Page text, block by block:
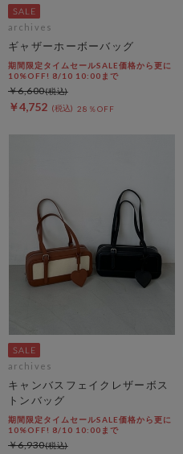
archives
ギャザーホーボーバッグ
期間限定タイムセールSALE価格から更に
10%OFF! 8/10 10:00まで
￥4,752 28％OFF
￥6,600
archives
キャンバスフェイクレザーボス
トンバッグ
期間限定タイムセールSALE価格から更に
10%OFF! 8/10 10:00まで
￥6,930